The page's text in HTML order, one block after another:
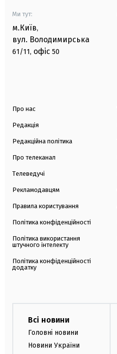
Ми тут:
м.Київ,
вул. Володимирська
61/11, офіс 50
Про нас
Редакція
Редакційна політика
Про телеканал
Телеведучі
Рекламодавцям
Правила користування
Політика конфіденційності
Політика використання
штучного інтелекту
Політика конфіденційності
додатку
Всі новини
Головні новини
Новини України